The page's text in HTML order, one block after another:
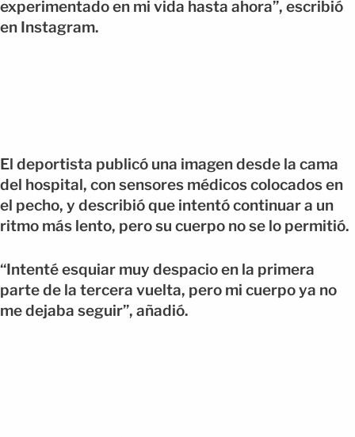
experimentado en mi vida hasta ahora”, escribió
en Instagram.
El deportista publicó una imagen desde la cama
del hospital, con sensores médicos colocados en
el pecho, y describió que intentó continuar a un
ritmo más lento, pero su cuerpo no se lo permitió.
“Intenté esquiar muy despacio en la primera
parte de la tercera vuelta, pero mi cuerpo ya no
me dejaba seguir”, añadió.